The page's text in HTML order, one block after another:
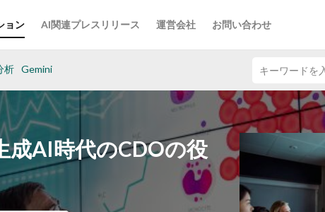
ョン AI関連プレスリリース 運営会社 お問い合わせ
析 Gemini
成AI時代のCDOの役